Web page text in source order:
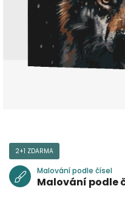
2+1 ZDARMA
Malování podle čísel
Malování podle